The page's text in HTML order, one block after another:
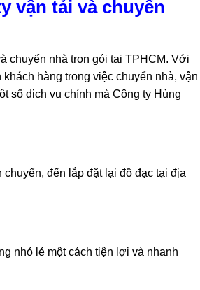
vận tải và chuyển
chuyển nhà trọn gói tại TPHCM. Với
hàng trong việc chuyển nhà, vận
số dịch vụ chính mà Công ty Hùng
đến lắp đặt lại đồ đạc tại địa
nhỏ lẻ một cách tiện lợi và nhanh